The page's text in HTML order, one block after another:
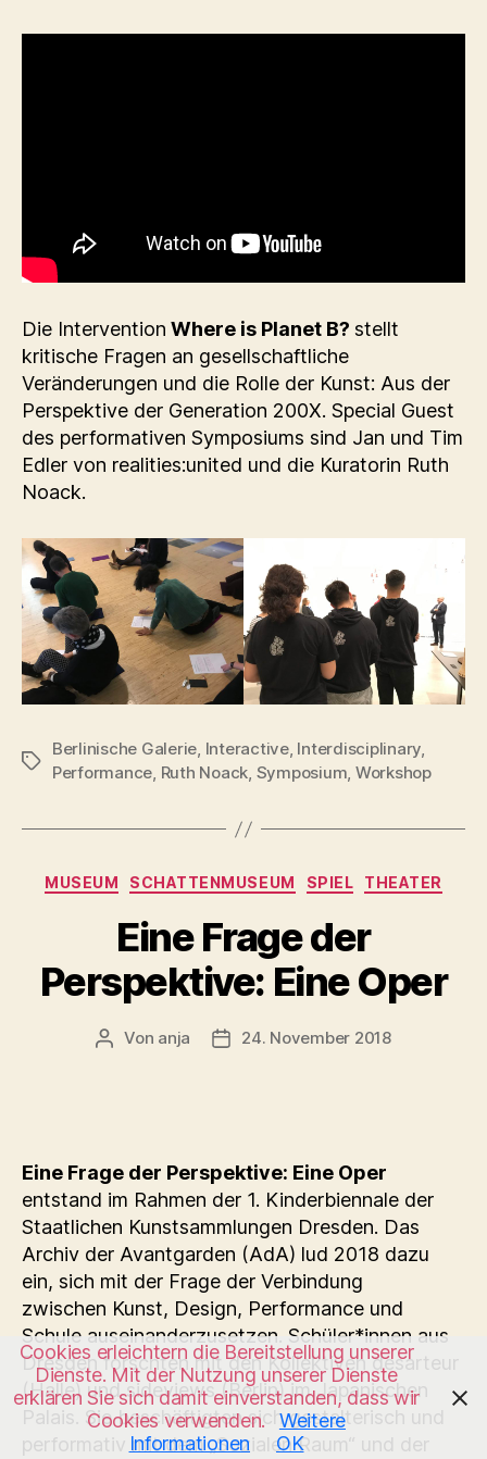
Die Intervention Where is Planet B? stellt
kritische Fragen an gesellschaftliche
Veränderungen und die Rolle der Kunst: Aus der
Perspektive der Generation 200X. Special Guest
des performativen Symposiums sind Jan und Tim
Edler von realities:united und die Kuratorin Ruth
Noack.
Schlagwörter
Berlinische Galerie, Interactive, Interdisciplinary,
Performance, Ruth Noack, Symposium, Workshop
Kategorien
MUSEUM SCHATTENMUSEUM SPIEL THEATER
Eine Frage der
Perspektive: Eine Oper
Beitragsautor
Von anja Beitragsdatum
24. November 2018
Eine Frage der Perspektive: Eine Oper
entstand im Rahmen der 1. Kinderbiennale der
Staatlichen Kunstsammlungen Dresden. Das
Archiv der Avantgarden (AdA) lud 2018 dazu
ein, sich mit der Frage der Verbindung
zwischen Kunst, Design, Performance und
Schule auseinanderzusetzen. Schüler*innen aus
Dresden forschten mit den Kollektiven desarteur
(Halle) und sideviews (Berlin) im Japanischen
Palais. Sie beschäftigten sich gestalterisch und
performativ mit dem „Sozialen Raum“ und der
Cookies erleichtern die Bereitstellung unserer
Dienste. Mit der Nutzung unserer Dienste
erklären Sie sich damit einverstanden, dass wir
Cookies verwenden. Weitere
Informationen
OK